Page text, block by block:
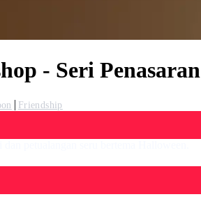
- Seri Penasaran
Friendship